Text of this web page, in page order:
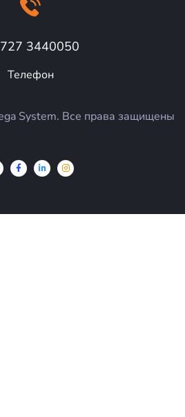
3440050
Телефон
System. Все права защищены